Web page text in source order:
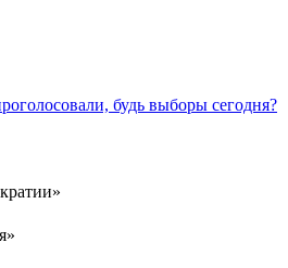
будь выборы сегодня?